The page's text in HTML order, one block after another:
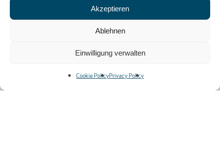
Akzeptieren
Ablehnen
Einwilligung verwalten
Cookie PolicyPrivacy Policy
Hiermit akzeptiere ich die